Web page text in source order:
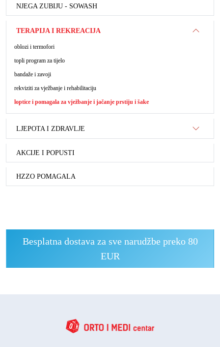
NJEGA ZUBIJU - SOWASH
TERAPIJA I REKREACIJA
oblozi i termofori
topli program za tijelo
bandaže i zavoji
rekviziti za vježbanje i rehabilitaciju
loptice i pomagala za vježbanje i jačanje prstiju i šake
LJEPOTA I ZDRAVLJE
AKCIJE I POPUSTI
HZZO POMAGALA
Besplatna dostava za sve narudžbe preko 80
EUR